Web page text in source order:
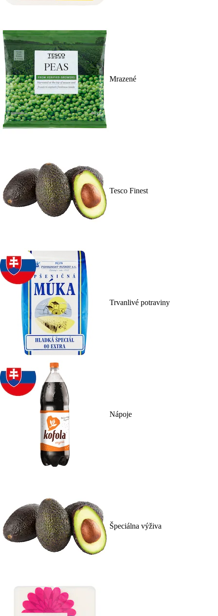
Mrazené
Tesco Finest
Trvanlivé potraviny
Nápoje
Špeciálna výživa